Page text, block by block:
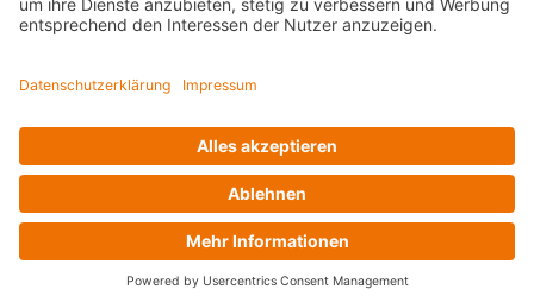
Alle anzeigen
Außenstationen
Klingeltaster und Gongs
Sprechanlagen-Sets
Zubehör Türkommunikation
Videoüberwachung
Zubehör Videoüberwachung
Alle anzeigen